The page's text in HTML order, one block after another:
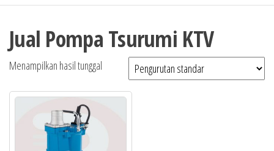
Jual Pompa Tsurumi KTV
Menampilkan hasil tunggal